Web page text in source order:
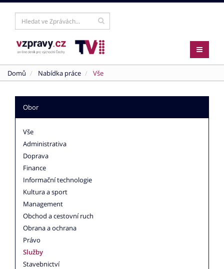
Domů Nabídka práce Vše
Obor
Vše
Administrativa
Doprava
Finance
Informační technologie
Kultura a sport
Management
Obchod a cestovní ruch
Obrana a ochrana
Právo
Služby
Stavebnictví